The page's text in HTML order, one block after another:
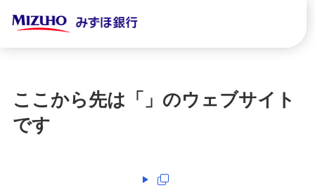
ここから先は「 」のウェブサイト
です